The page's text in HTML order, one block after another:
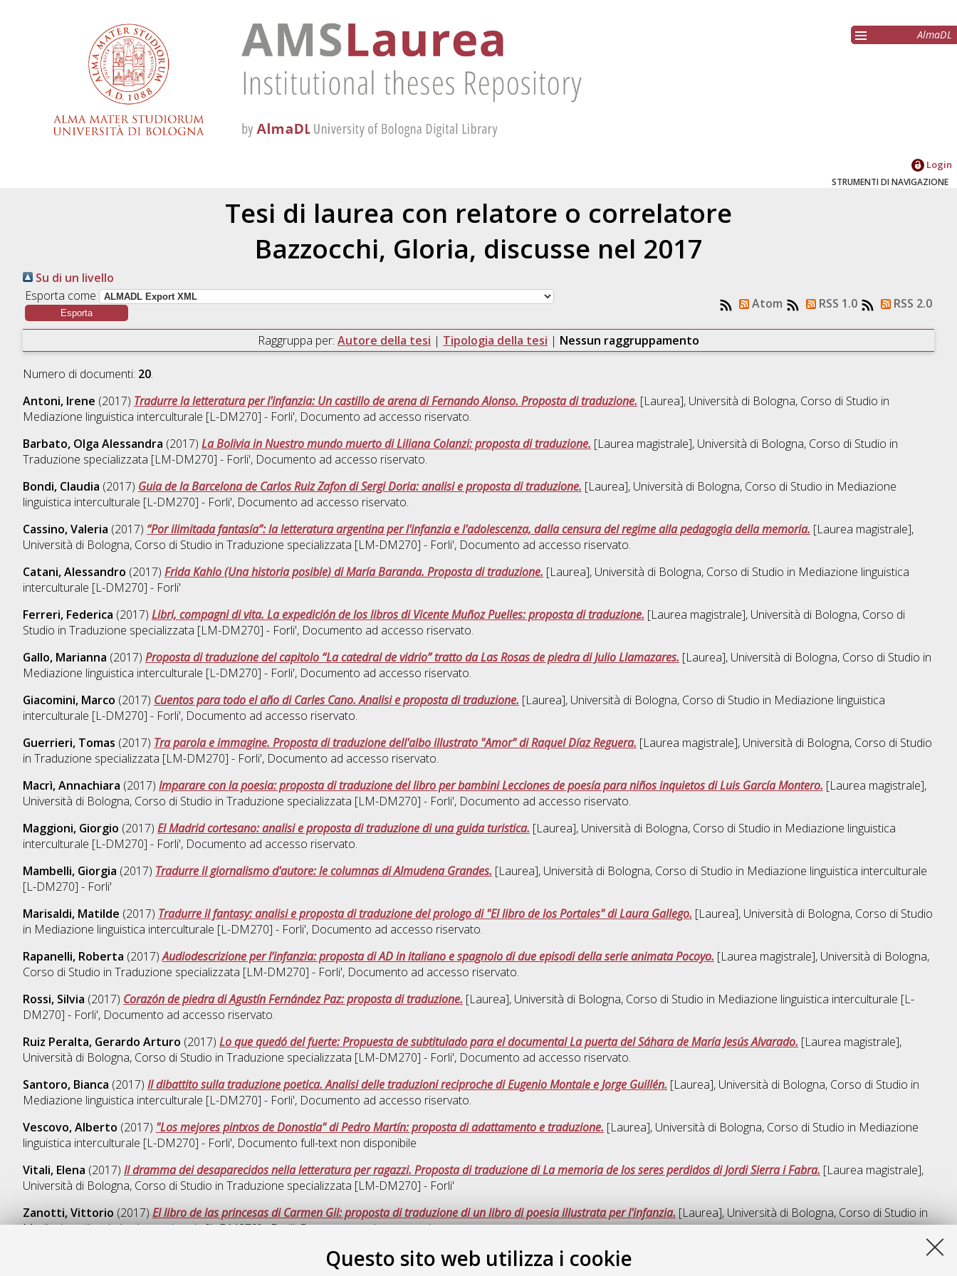
Questo sito web utilizza i cookie
AlmaDL
Login
STRUMENTI DI NAVIGAZIONE
Tesi di laurea con relatore o correlatore
Bazzocchi, Gloria, discusse nel 2017
Su di un livello
Esporta come
Atom RSS 1.0 RSS 2.0
Raggruppa per: Autore della tesi | Tipologia della tesi | Nessun raggruppamento
Numero di documenti: 20.
Antoni, Irene (2017) Tradurre la letteratura per l'infanzia: Un castillo de arena di Fernando Alonso. Proposta di traduzione. [Laurea], Università di Bologna, Corso di Studio in
Mediazione linguistica interculturale [L-DM270] - Forli', Documento ad accesso riservato.
Barbato, Olga Alessandra (2017) La Bolivia in Nuestro mundo muerto di Liliana Colanzi: proposta di traduzione. [Laurea magistrale], Università di Bologna, Corso di Studio in
Traduzione specializzata [LM-DM270] - Forli', Documento ad accesso riservato.
Bondi, Claudia (2017) Guia de la Barcelona de Carlos Ruiz Zafon di Sergi Doria: analisi e proposta di traduzione. [Laurea], Università di Bologna, Corso di Studio in Mediazione
linguistica interculturale [L-DM270] - Forli', Documento ad accesso riservato.
Cassino, Valeria (2017) “Por ilimitada fantasía”: la letteratura argentina per l'infanzia e l'adolescenza, dalla censura del regime alla pedagogia della memoria. [Laurea magistrale],
Università di Bologna, Corso di Studio in Traduzione specializzata [LM-DM270] - Forli', Documento ad accesso riservato.
Catani, Alessandro (2017) Frida Kahlo (Una historia posible) di María Baranda. Proposta di traduzione. [Laurea], Università di Bologna, Corso di Studio in Mediazione linguistica
interculturale [L-DM270] - Forli'
Ferreri, Federica (2017) Libri, compagni di vita. La expedición de los libros di Vicente Muñoz Puelles: proposta di traduzione. [Laurea magistrale], Università di Bologna, Corso di
Studio in Traduzione specializzata [LM-DM270] - Forli', Documento ad accesso riservato.
Gallo, Marianna (2017) Proposta di traduzione del capitolo “La catedral de vidrio” tratto da Las Rosas de piedra di Julio Llamazares. [Laurea], Università di Bologna, Corso di Studio in
Mediazione linguistica interculturale [L-DM270] - Forli', Documento ad accesso riservato.
Giacomini, Marco (2017) Cuentos para todo el año di Carles Cano. Analisi e proposta di traduzione. [Laurea], Università di Bologna, Corso di Studio in Mediazione linguistica
interculturale [L-DM270] - Forli', Documento ad accesso riservato.
Guerrieri, Tomas (2017) Tra parola e immagine. Proposta di traduzione dell'albo illustrato "Amor" di Raquel Díaz Reguera. [Laurea magistrale], Università di Bologna, Corso di Studio
in Traduzione specializzata [LM-DM270] - Forli', Documento ad accesso riservato.
Macrì, Annachiara (2017) Imparare con la poesia: proposta di traduzione del libro per bambini Lecciones de poesía para niños inquietos di Luis García Montero. [Laurea magistrale],
Università di Bologna, Corso di Studio in Traduzione specializzata [LM-DM270] - Forli', Documento ad accesso riservato.
Maggioni, Giorgio (2017) El Madrid cortesano: analisi e proposta di traduzione di una guida turistica. [Laurea], Università di Bologna, Corso di Studio in Mediazione linguistica
interculturale [L-DM270] - Forli', Documento ad accesso riservato.
Mambelli, Giorgia (2017) Tradurre il giornalismo d'autore: le columnas di Almudena Grandes. [Laurea], Università di Bologna, Corso di Studio in Mediazione linguistica interculturale
[L-DM270] - Forli'
Marisaldi, Matilde (2017) Tradurre il fantasy: analisi e proposta di traduzione del prologo di "El libro de los Portales" di Laura Gallego. [Laurea], Università di Bologna, Corso di Studio
in Mediazione linguistica interculturale [L-DM270] - Forli', Documento ad accesso riservato.
Rapanelli, Roberta (2017)Audiodescrizione per l’infanzia: proposta di AD in italiano e spagnolo di due episodi della serie animata Pocoyo. [Laurea magistrale], Università di Bologna,
Corso di Studio in Traduzione specializzata [LM-DM270] - Forli', Documento ad accesso riservato.
Rossi, Silvia (2017) Corazón de piedra di Agustín Fernández Paz: proposta di traduzione. [Laurea], Università di Bologna, Corso di Studio in Mediazione linguistica interculturale [L-
DM270] - Forli', Documento ad accesso riservato.
Ruiz Peralta, Gerardo Arturo (2017) Lo que quedó del fuerte: Propuesta de subtitulado para el documental La puerta del Sáhara de María Jesús Alvarado. [Laurea magistrale],
Università di Bologna, Corso di Studio in Traduzione specializzata [LM-DM270] - Forli', Documento ad accesso riservato.
Santoro, Bianca (2017) Il dibattito sulla traduzione poetica. Analisi delle traduzioni reciproche di Eugenio Montale e Jorge Guillén. [Laurea], Università di Bologna, Corso di Studio in
Mediazione linguistica interculturale [L-DM270] - Forli', Documento ad accesso riservato.
Vescovo, Alberto (2017) "Los mejores pintxos de Donostia" di Pedro Martín: proposta di adattamento e traduzione. [Laurea], Università di Bologna, Corso di Studio in Mediazione
linguistica interculturale [L-DM270] - Forli', Documento full-text non disponibile
Vitali, Elena (2017) Il dramma dei desaparecidos nella letteratura per ragazzi. Proposta di traduzione di La memoria de los seres perdidos di Jordi Sierra i Fabra. [Laurea magistrale],
Università di Bologna, Corso di Studio in Traduzione specializzata [LM-DM270] - Forli'
Zanotti, Vittorio (2017) El libro de las princesas di Carmen Gil: proposta di traduzione di un libro di poesia illustrata per l'infanzia. [Laurea], Università di Bologna, Corso di Studio in
Mediazione linguistica interculturale [L-DM270] - Forli', Documento ad accesso riservato.
Questa lista e' stata generata il